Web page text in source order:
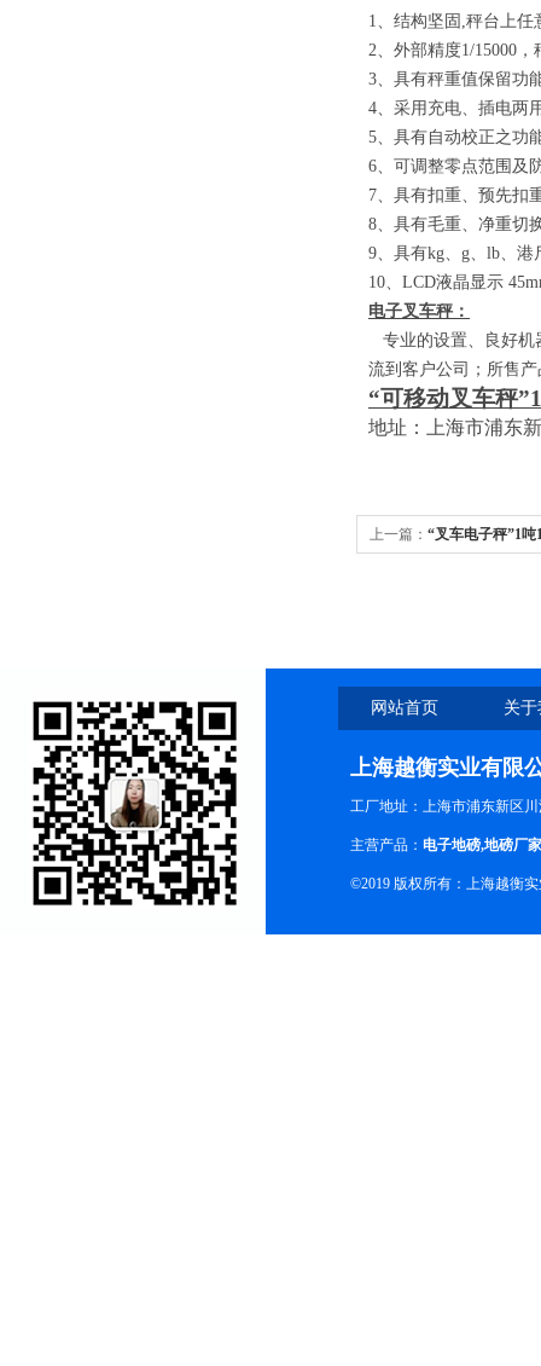
1、结构坚固 ,秤台上任
2、外部精度1/15000
3、具有秤重值保留功
4、采用充电、插电两
5、具有自动校正之功
6、可调整零点范围及
7、具有扣重、预先扣
8、具有毛重、净重切
9、具有kg、 g、 lb、港
10、 LCD液晶显示
电子叉车秤：
专业的设置、良好机
流到客户公司；所售
“可移动叉车秤”1
地址：上海市浦东
上一篇： “叉车电子秤”1
网站首页 关
上海越衡实业有限
工厂地址：上海市浦东新区川
主营产品： 电子地磅,地磅厂家
©2019 版权所有：上海越衡